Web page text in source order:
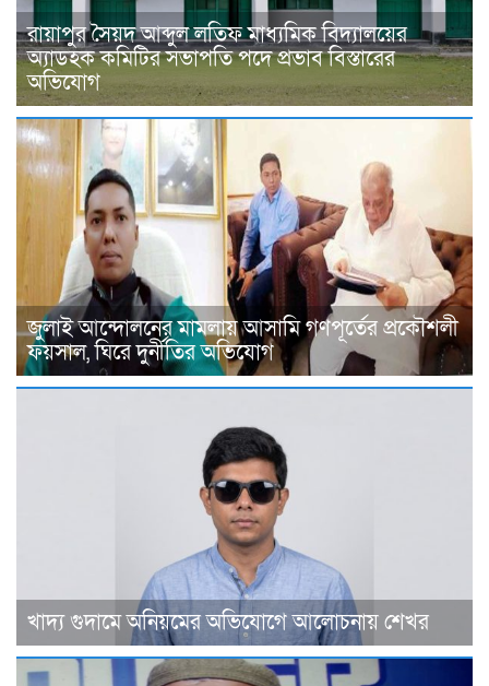
রায়াপুর সৈয়দ আব্দুল লতিফ মাধ্যমিক বিদ্যালয়ের
অ্যাডহক কমিটির সভাপতি পদে প্রভাব বিস্তারের
অভিযোগ
জুলাই আন্দোলনের মামলায় আসামি গণপূর্তের প্রকৌশলী
ফয়সাল, ঘিরে দুর্নীতির অভিযোগ
খাদ্য গুদামে অনিয়মের অভিযোগে আলোচনায় শেখর